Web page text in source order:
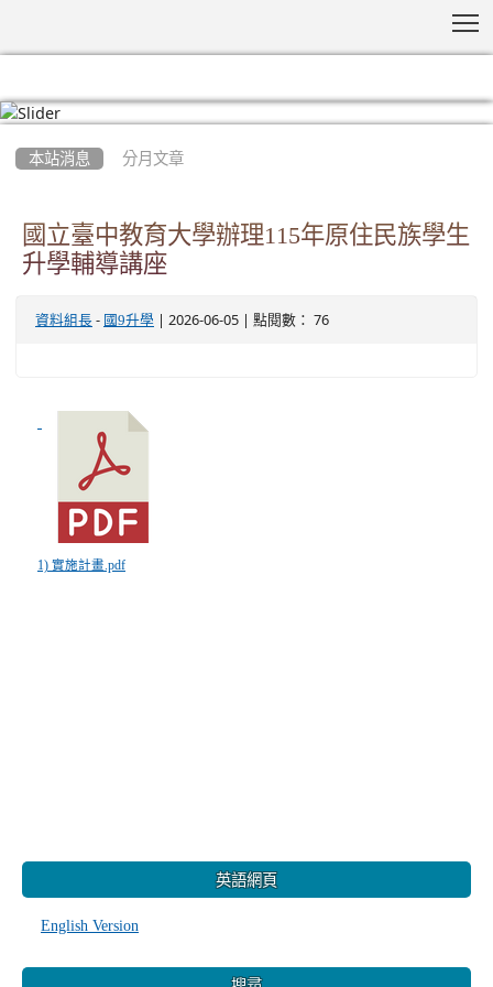
本站消息 分月文章
國立臺中教育大學辦理115年原住民族學生
升學輔導講座
資料組長 - 國9升學 | 2026-06-05 | 點閱數： 76
1) 實施計畫.pdf
英語網頁
English Version